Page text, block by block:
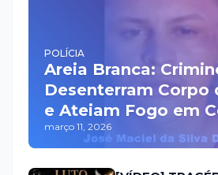
POLÍCIA
Areia Branca:
Desenterram Corpo
e Ateiam Fogo em
março 11, 2026